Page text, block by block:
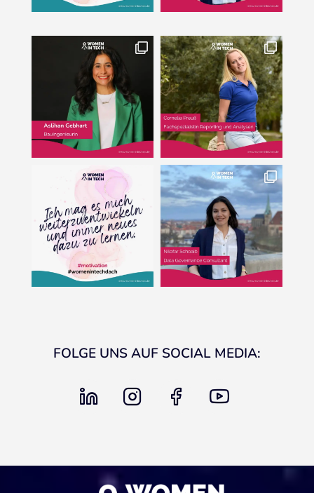
FOLGE UNS AUF SOCIAL MEDIA:
linkedin instagram